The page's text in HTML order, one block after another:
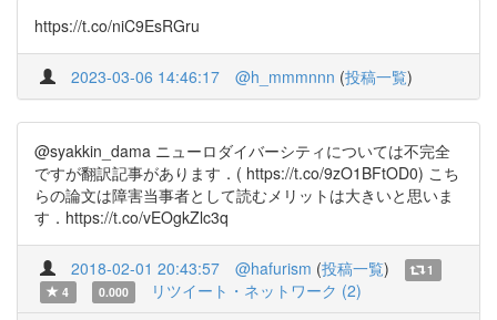
https://t.co/niC9EsRGru
2023-03-06 14:46:17 @h_mmmnnn (投稿一覧)
@syakkin_dama ニューロダイバーシティについては不完全
ですが翻訳記事があります．( https://t.co/9zO1BFtOD0) こち
らの論文は障害当事者として読むメリットは大きいと思いま
す．https://t.co/vEOgkZlc3q
2018-02-01 20:43:57 @hafurism (投稿一覧)
1
4
0.000 リツイート・ネットワーク (2)